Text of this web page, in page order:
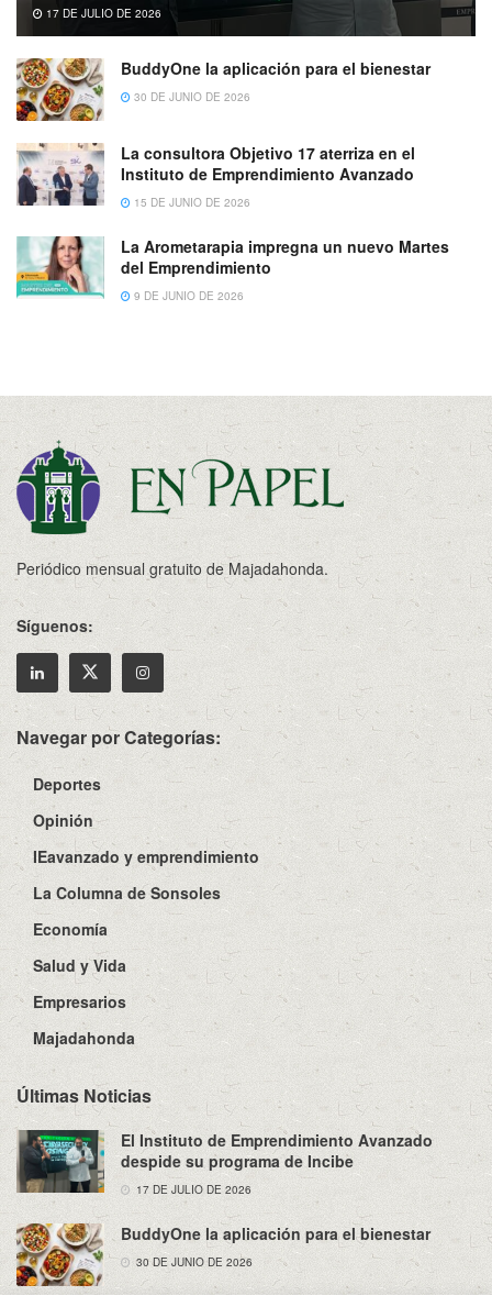
17 DE JULIO DE 2026
BuddyOne la aplicación para el bienestar
30 DE JUNIO DE 2026
La consultora Objetivo 17 aterriza en el
Instituto de Emprendimiento Avanzado
15 DE JUNIO DE 2026
La Arometarapia impregna un nuevo Martes
del Emprendimiento
9 DE JUNIO DE 2026
Periódico mensual gratuito de Majadahonda.
Síguenos:
Navegar por Categorías:
Deportes
Opinión
IEavanzado y emprendimiento
La Columna de Sonsoles
Economía
Salud y Vida
Empresarios
Majadahonda
Últimas Noticias
El Instituto de Emprendimiento Avanzado
despide su programa de Incibe
17 DE JULIO DE 2026
BuddyOne la aplicación para el bienestar
30 DE JUNIO DE 2026